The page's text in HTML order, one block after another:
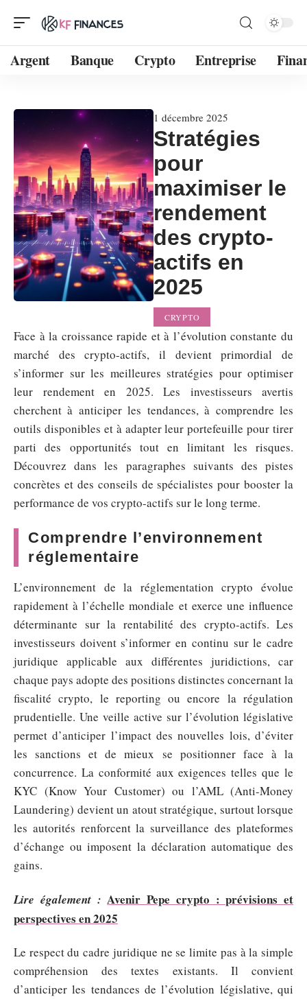
Argent Banque Crypto Entreprise
1 décembre 2025
Stratégies
pour
maximiser le
rendement
des crypto-
actifs en
2025
CRYPTO
Face à la croissance rapide et à l’évolution constante du
marché des crypto-actifs, il devient primordial de
s’informer sur les meilleures stratégies pour optimiser
leur rendement en 2025. Les investisseurs avertis
cherchent à anticiper les tendances, à comprendre les
outils disponibles et à adapter leur portefeuille pour tirer
parti des opportunités tout en limitant les risques.
Découvrez dans les paragraphes suivants des pistes
concrètes et des conseils de spécialistes pour booster la
performance de vos crypto-actifs sur le long terme.
Comprendre l’environnement
réglementaire
L’environnement de la réglementation crypto évolue
rapidement à l’échelle mondiale et exerce une influence
déterminante sur la rentabilité des crypto-actifs. Les
investisseurs doivent s’informer en continu sur le cadre
juridique applicable aux différentes juridictions, car
chaque pays adopte des positions distinctes concernant la
fiscalité crypto, le reporting ou encore la régulation
prudentielle. Une veille active sur l’évolution législative
permet d’anticiper l’impact des nouvelles lois, d’éviter
les sanctions et de mieux se positionner face à la
concurrence. La conformité aux exigences telles que le
KYC (Know Your Customer) ou l’AML (Anti-Money
Laundering) devient un atout stratégique, surtout lorsque
les autorités renforcent la surveillance des plateformes
d’échange ou imposent la déclaration automatique des
gains.
Lire également : Avenir Pepe crypto : prévisions et
perspectives en 2025
Le respect du cadre juridique ne se limite pas à la simple
compréhension des textes existants. Il convient
d’anticiper les tendances de l’évolution législative, qui